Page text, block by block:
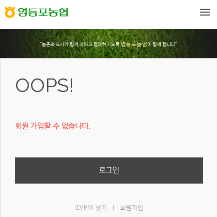
"농촌과 도시가 함께 자라고 행복해지도록영등포농협이 함께 합니다"
OOPS!
회원 가입할 수 없습니다.
로그인
ID/PW 찾기 회원가입